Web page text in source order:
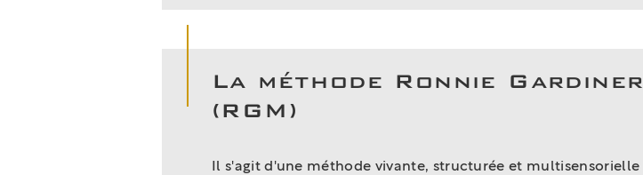
La méthode Ronnie Gardiner
(RGM)
Il s'agit d'une méthode vivante, structurée et multisensorielle